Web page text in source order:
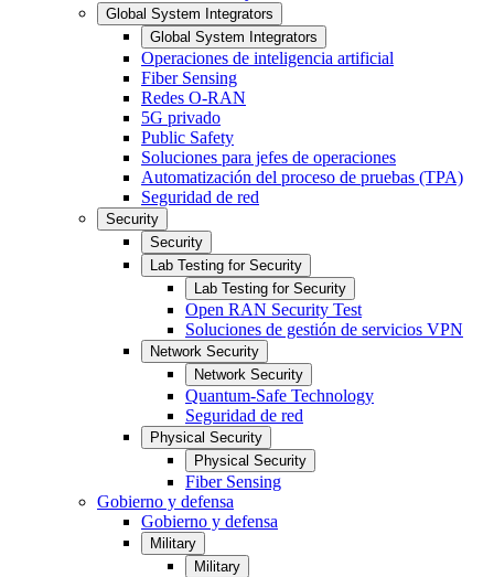
Global System Integrators
Global System Integrators
Operaciones de inteligencia artificial
Fiber Sensing
Redes O-RAN
5G privado
Public Safety
Soluciones para jefes de operaciones
Automatización del proceso de pruebas (TPA)
Seguridad de red
Security
Security
Lab Testing for Security
Lab Testing for Security
Open RAN Security Test
Soluciones de gestión de servicios VPN
Network Security
Network Security
Quantum-Safe Technology
Seguridad de red
Physical Security
Physical Security
Fiber Sensing
Gobierno y defensa
Gobierno y defensa
Military
Military